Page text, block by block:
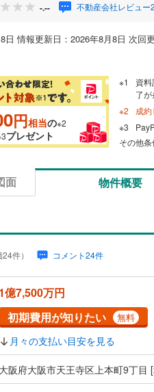
-.-- 不動産会社レビュー
日 情報更新日：2026年8月8日 次回
円相当の※2
プレゼント
資
了
成
その他
面 物件概要
件） コメント24件
1億7,500万円
初期費用が知りたい
無料
月々の支払い目安を見る
大阪府大阪市天王寺区上本町9丁目 [